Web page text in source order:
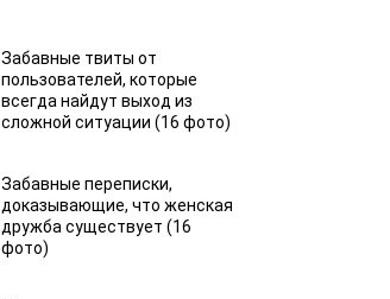
Забавные твиты от
пользователей, которые
всегда найдут выход из
сложной ситуации (16 фото)
Забавные переписки,
доказывающие, что женская
дружба существует (16
фото)